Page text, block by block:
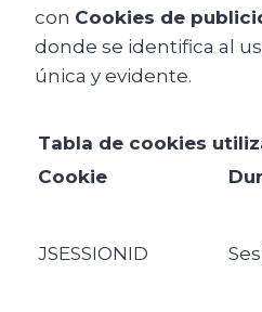
con Cookies de
donde se identifica al
única y evidente.
Tabla de cookies
Cookie
JSESSIONID